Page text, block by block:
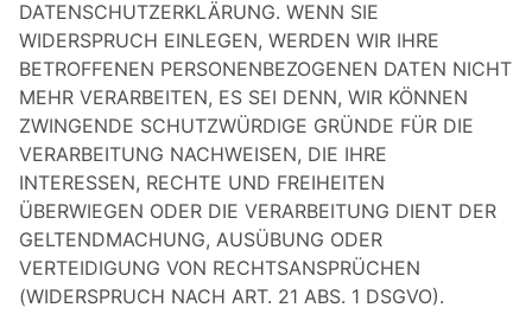
DATENSCHUTZERKLÄRUNG. WENN SIE
WIDERSPRUCH EINLEGEN, WERDEN WIR IHRE
BETROFFENEN PERSONENBEZOGENEN DATEN NICHT
MEHR VERARBEITEN, ES SEI DENN, WIR KÖNNEN
ZWINGENDE SCHUTZWÜRDIGE GRÜNDE FÜR DIE
VERARBEITUNG NACHWEISEN, DIE IHRE
INTERESSEN, RECHTE UND FREIHEITEN
ÜBERWIEGEN ODER DIE VERARBEITUNG DIENT DER
GELTENDMACHUNG, AUSÜBUNG ODER
VERTEIDIGUNG VON RECHTSANSPRÜCHEN
(WIDERSPRUCH NACH ART. 21 ABS. 1 DSGVO).